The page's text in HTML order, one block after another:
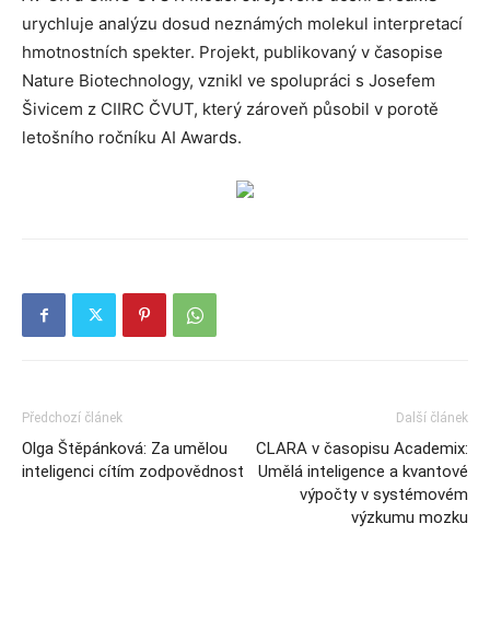
urychluje analýzu dosud neznámých molekul interpretací
hmotnostních spekter. Projekt, publikovaný v časopise
Nature Biotechnology, vznikl ve spolupráci s Josefem
Šivicem z CIIRC ČVUT, který zároveň působil v porotě
letošního ročníku AI Awards.
Předchozí článek
Olga Štěpánková: Za umělou
inteligenci cítím zodpovědnost
Další článek
CLARA v časopisu Academix:
Umělá inteligence a kvantové
výpočty v systémovém
výzkumu mozku